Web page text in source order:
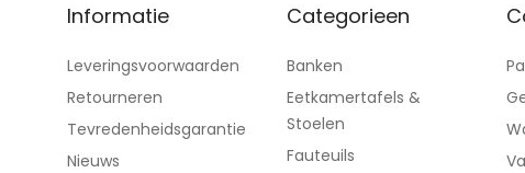
Informatie
Leveringsvoorwaarden
Retourneren
Tevredenheidsgarantie
Nieuws
Categorieen
Banken
Eetkamertafels &
Stoelen
Fauteuils